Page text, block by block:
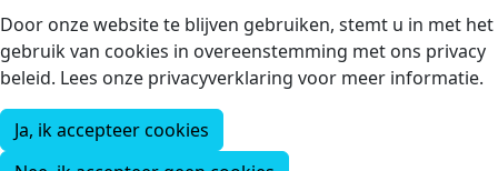
Door onze website te blijven gebruiken, stemt u in met het
gebruik van cookies in overeenstemming met ons privacy
beleid. Lees onze privacyverklaring voor meer informatie.
Ja, ik accepteer cookies